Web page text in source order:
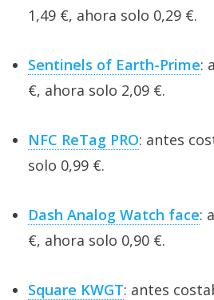
1,49 €, ahora solo 0,29 €.
Sentinels of Earth-Prime:
€, ahora solo 2,09 €.
NFC ReTag PRO: antes
solo 0,99 €.
Dash Analog Watch face:
€, ahora solo 0,90 €.
Square KWGT: antes